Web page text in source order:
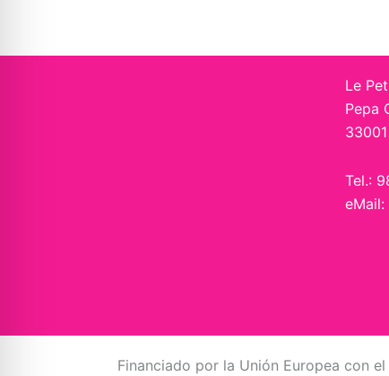
Le
Pepa
Tel.:
Financiado por la Unión Europea con